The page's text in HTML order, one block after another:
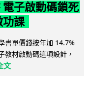
子啟動碼鎖死
功課
書單價錢按年加 14.7%
教材啟動碼這項設計，
文